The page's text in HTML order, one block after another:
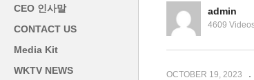
비상 ‘국내
바이든 ‘하마스 테러, 러시아
침략 중지시킬 것, 1050억달러
안보패키지 공식 발표’
CEO 인사말
CONTACT US
Media Kit
WKTV NEWS
admin
4609
OCTOBER 19, 2023